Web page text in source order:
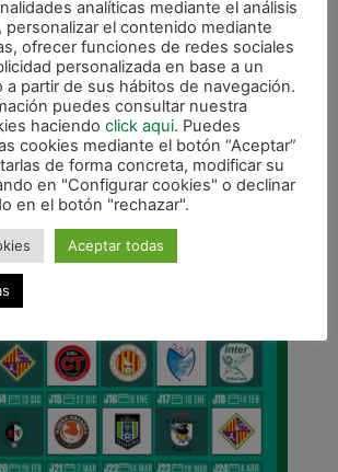
Excelente victoria (5-2) ante Burela Pescados Rubén
SIGUIENTE
Derbi con Magna Gurpea y Aspil Vidal en línea ascendente
DE LIGA
analíticas mediante el análisis
personalizar el contenido mediante
ofrecer funciones de redes sociales
personalizada en base a un
a partir de sus hábitos de navegación.
puedes consultar nuestra
haciendo click aqui. Puedes
cookies mediante el botón “Aceptar”
de forma concreta, modificar su
en "Configurar cookies" o declinar
en el botón "rechazar".
Aceptar todas